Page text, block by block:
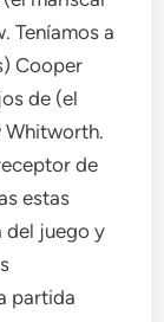
Teníamos a
Cooper
de (el
Whitworth.
de
estas
del juego y
partida